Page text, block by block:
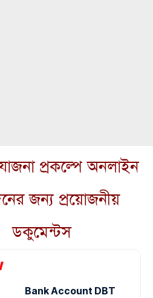
প্রকল্পে অনলাইন
জন্য প্রয়োজনীয়
ডকুমেন্টস
Bank Account DBT